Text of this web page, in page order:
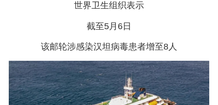
世界卫生组织表示
截至5月6日
该邮轮涉感染汉坦病毒患者增至8人